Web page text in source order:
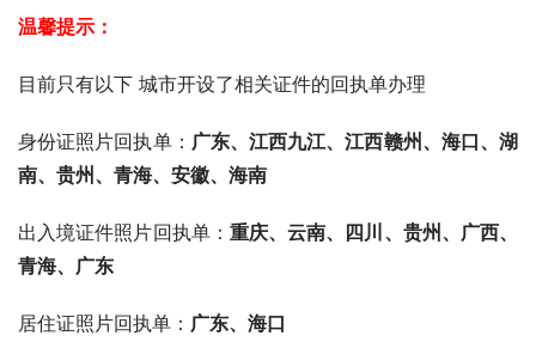
温馨提示：
目前只有以下 城市开设了相关证件的回执单办理
身份证照片回执单： 广东、 江西九江、江西赣州、海口、湖
南、贵州、青海、安徽、海南
出入境证件照片回执单： 重庆、云南、四川、贵州、广西、
青海、广东
居住证照片回执单： 广东、海口